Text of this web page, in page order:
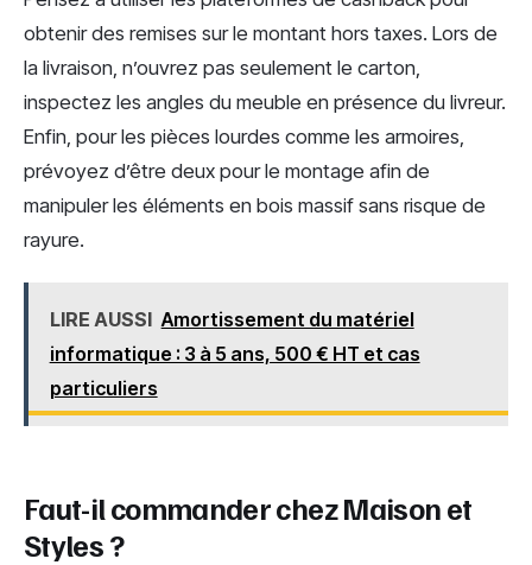
obtenir des remises sur le montant hors taxes. Lors de
la livraison, n’ouvrez pas seulement le carton,
inspectez les angles du meuble en présence du livreur.
Enfin, pour les pièces lourdes comme les armoires,
prévoyez d’être deux pour le montage afin de
manipuler les éléments en bois massif sans risque de
rayure.
LIRE AUSSI Amortissement du matériel
informatique : 3 à 5 ans, 500 € HT et cas
particuliers
Faut-il commander chez Maison et
Styles ?